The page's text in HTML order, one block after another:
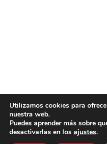
Utilizamos cookies para
nuestra web.
Puedes aprender más sobre
desactivarlas en los ajustes.